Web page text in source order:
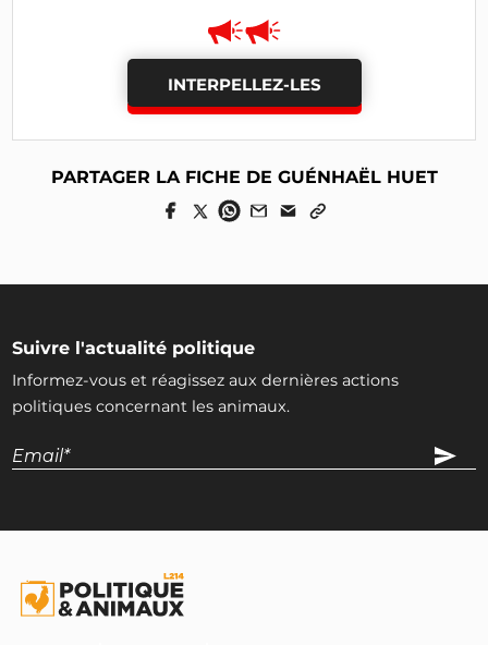
INTERPELLEZ-LES
PARTAGER LA FICHE DE GUÉNHAËL HUET
Suivre l'actualité politique
Informez-vous et réagissez aux dernières actions
politiques concernant les animaux.